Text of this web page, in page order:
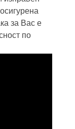
за Вас е
по